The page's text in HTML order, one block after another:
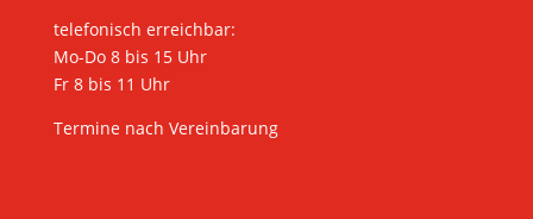
telefonisch erreichbar:
Mo-Do 8 bis 15 Uhr
Fr 8 bis 11 Uhr
Termine nach Vereinbarung